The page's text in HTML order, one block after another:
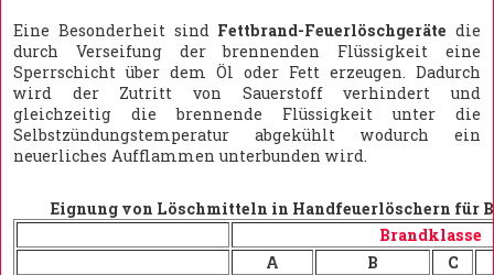
Eine Besonderheit sind Fettbrand-Feuerlöschgeräte die
durch Verseifung der brennenden Flüssigkeit eine
Sperrschicht über dem Öl oder Fett erzeugen. Dadurch
wird der Zutritt von Sauerstoff verhindert und
gleichzeitig die brennende Flüssigkeit unter die
Selbstzündungstemperatur abgekühlt wodurch ein
neuerliches Aufflammen unterbunden wird.
Eignung von Löschmitteln in Handfeuerlöschern für
Brandklasse
A
B
C